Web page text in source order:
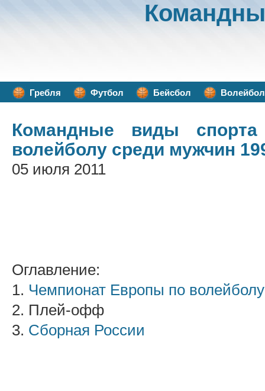
Гребля Футбол Бейсбол Волейбол
Командные виды спорта
волейболу среди мужчин
05 июля 2011
Оглавление:
1. Чемпионат Европы по
2. Плей-офф
3. Сборная России